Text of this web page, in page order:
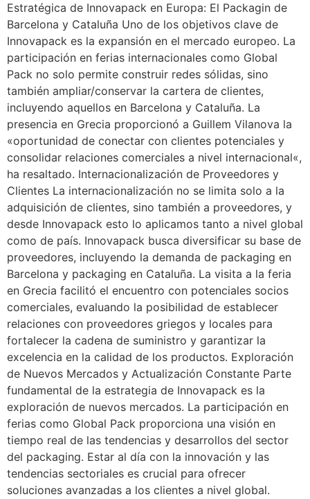
Estratégica de Innovapack en Europa: El Packagin de
Barcelona y Cataluña Uno de los objetivos clave de
Innovapack es la expansión en el mercado europeo. La
participación en ferias internacionales como Global
Pack no solo permite construir redes sólidas, sino
también ampliar/conservar la cartera de clientes,
incluyendo aquellos en Barcelona y Cataluña. La
presencia en Grecia proporcionó a Guillem Vilanova la
«oportunidad de conectar con clientes potenciales y
consolidar relaciones comerciales a nivel internacional«,
ha resaltado. Internacionalización de Proveedores y
Clientes La internacionalización no se limita solo a la
adquisición de clientes, sino también a proveedores, y
desde Innovapack esto lo aplicamos tanto a nivel global
como de país. Innovapack busca diversificar su base de
proveedores, incluyendo la demanda de packaging en
Barcelona y packaging en Cataluña. La visita a la feria
en Grecia facilitó el encuentro con potenciales socios
comerciales, evaluando la posibilidad de establecer
relaciones con proveedores griegos y locales para
fortalecer la cadena de suministro y garantizar la
excelencia en la calidad de los productos. Exploración
de Nuevos Mercados y Actualización Constante Parte
fundamental de la estrategia de Innovapack es la
exploración de nuevos mercados. La participación en
ferias como Global Pack proporciona una visión en
tiempo real de las tendencias y desarrollos del sector
del packaging. Estar al día con la innovación y las
tendencias sectoriales es crucial para ofrecer
soluciones avanzadas a los clientes a nivel global.